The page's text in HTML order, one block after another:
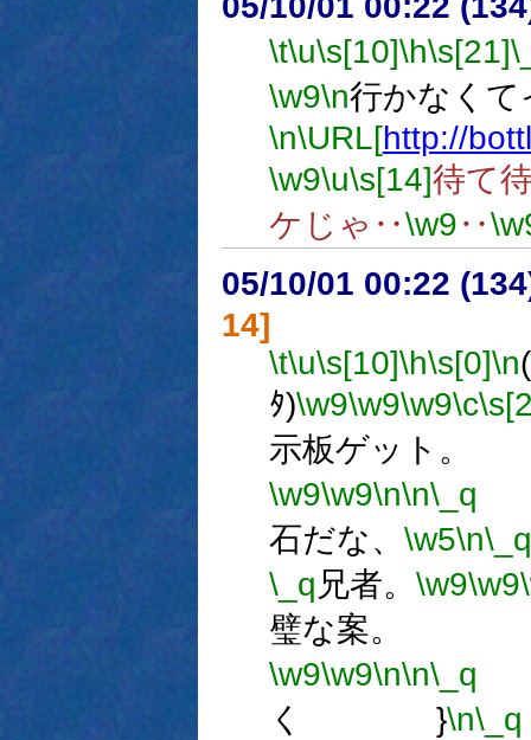
\t\u\s[10]\h\s[21]
\w9\n行かなくて
\n\URL[http://
\w9\u\s[14]待て
ケじゃ‥\w9‥
05/10/01 00:22
14]
\t\u\s[10]\h\s[0]\n
ﾀ)\w9\w9\w9\c
示板ゲット。
\w9\w9\n\n\_q
石だな、 \w5\n\_q
\_q 兄者。 \w9\w9
璧な案。
\w9\w9\n\n\_q
く }\n\_q